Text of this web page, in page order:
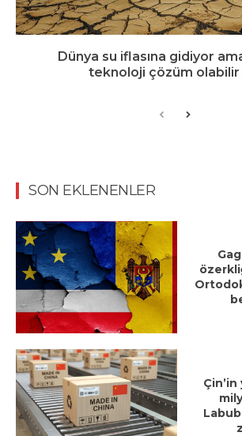
Dünya su iflasına gidiyor
teknoloji çözüm olabilir
SON EKLENENLER